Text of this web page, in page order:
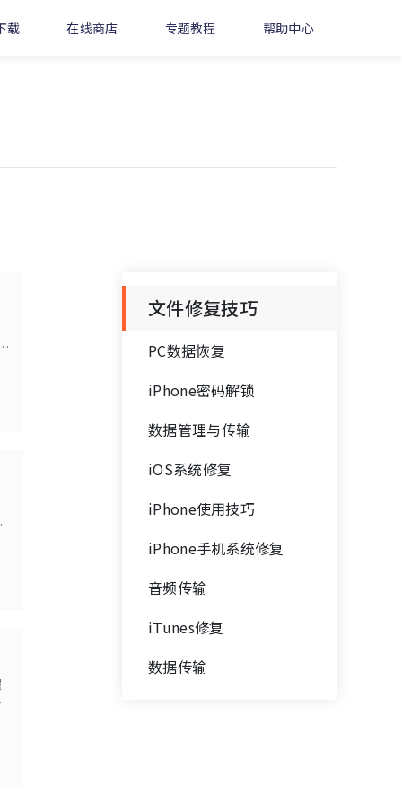
载 在线商店 专题教程 帮助中心
文件修复技巧
PC数据恢复
iPhone密码解锁
数据管理与传输
iOS系统修复
iPhone使用技巧
iPhone手机系统修复
音频传输
iTunes修复
数据传输